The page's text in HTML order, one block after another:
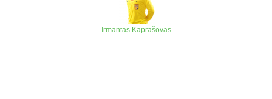
Irmantas Kaprašovas